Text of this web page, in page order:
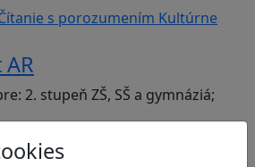
s porozumením Kultúrne
2. stupeň ZŠ, SŠ a gymnáziá;